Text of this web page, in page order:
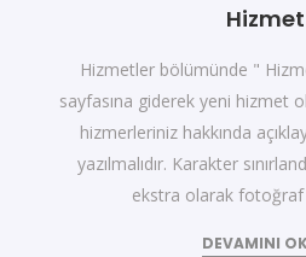
Hizmet
Hizmetler bölümünde "
sayfasına giderek yeni hizmet
hizmerleriniz hakkında
yazılmalıdır. Karakter
ekstra olarak fotoğraf
DEVAMINI